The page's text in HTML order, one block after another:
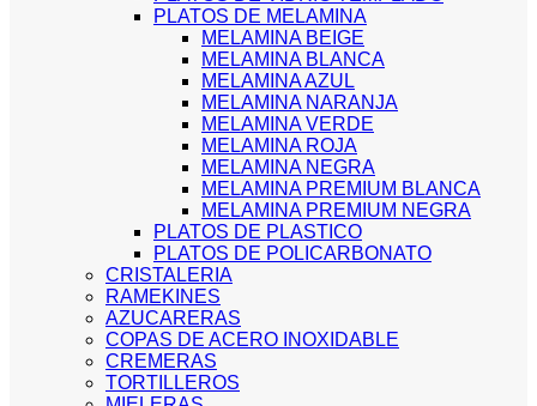
PLATOS DE MELAMINA
MELAMINA BEIGE
MELAMINA BLANCA
MELAMINA AZUL
MELAMINA NARANJA
MELAMINA VERDE
MELAMINA ROJA
MELAMINA NEGRA
MELAMINA PREMIUM BLANCA
MELAMINA PREMIUM NEGRA
PLATOS DE PLASTICO
PLATOS DE POLICARBONATO
CRISTALERIA
RAMEKINES
AZUCARERAS
COPAS DE ACERO INOXIDABLE
CREMERAS
TORTILLEROS